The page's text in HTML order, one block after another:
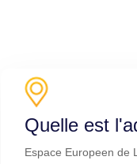
Quelle est
Espace Europeen de